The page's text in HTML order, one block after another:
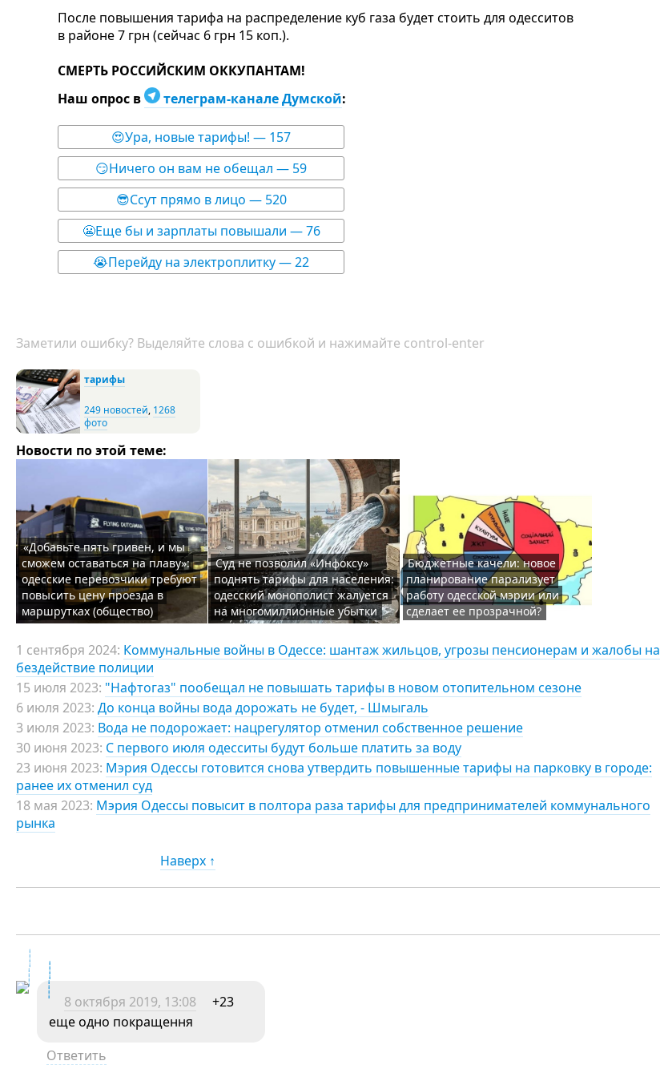
После повышения тарифа на распределение куб газа будет стоить для одесситов
в районе 7 грн (сейчас 6 грн 15 коп.).
СМЕРТЬ РОССИЙСКИМ ОККУПАНТАМ!
Наш опрос в
телеграм-канале Думской:
😍Ура, новые тарифы! — 157
😏Ничего он вам не обещал — 59
😎Ссут прямо в лицо — 520
😬Еще бы и зарплаты повышали — 76
😭Перейду на электроплитку — 22
Заметили ошибку? Выделяйте слова с ошибкой и нажимайте control-enter
тарифы
249 новостей, 1268
фото
Новости по этой теме:
«Добавьте пять гривен, и мы
сможем оставаться на плаву»:
одесские перевозчики требуют
повысить цену проезда в
маршрутках (общество)
Суд не позволил «Инфоксу»
поднять тарифы для населения:
одесский монополист жалуется
на многомиллионные убытки
Бюджетные качели: новое
планирование парализует
работу одесской мэрии или
сделает ее прозрачной?
1 сентября 2024: Коммунальные войны в Одессе: шантаж жильцов, угрозы пенсионерам и жалобы на
бездействие полиции
15 июля 2023: "Нафтогаз" пообещал не повышать тарифы в новом отопительном сезоне
6 июля 2023: До конца войны вода дорожать не будет, - Шмыгаль
3 июля 2023: Вода не подорожает: нацрегулятор отменил собственное решение
30 июня 2023: С первого июля одесситы будут больше платить за воду
23 июня 2023: Мэрия Одессы готовится снова утвердить повышенные тарифы на парковку в городе:
ранее их отменил суд
18 мая 2023: Мэрия Одессы повысит в полтора раза тарифы для предпринимателей коммунального
рынка
Наверх ↑
8 октября 2019, 13:08
+23
еще одно покращення
Ответить